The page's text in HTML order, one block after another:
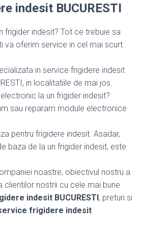
indesit BUCURESTI
frigider indesit? Tot ce trebuie sa
va oferim service in cel mai scurt
in service frigidere indesit
in localitatiile de mai jos.
la un frigider indesit?
sau reparam module electronice
pentru frigidere indesit. Asadar,
baza de la un frigider indesit, este
noastre, obiectivul nostru a
clientilor nostrii cu cele mai bune
indesit BUCURESTI, preturi si
frigidere indesit